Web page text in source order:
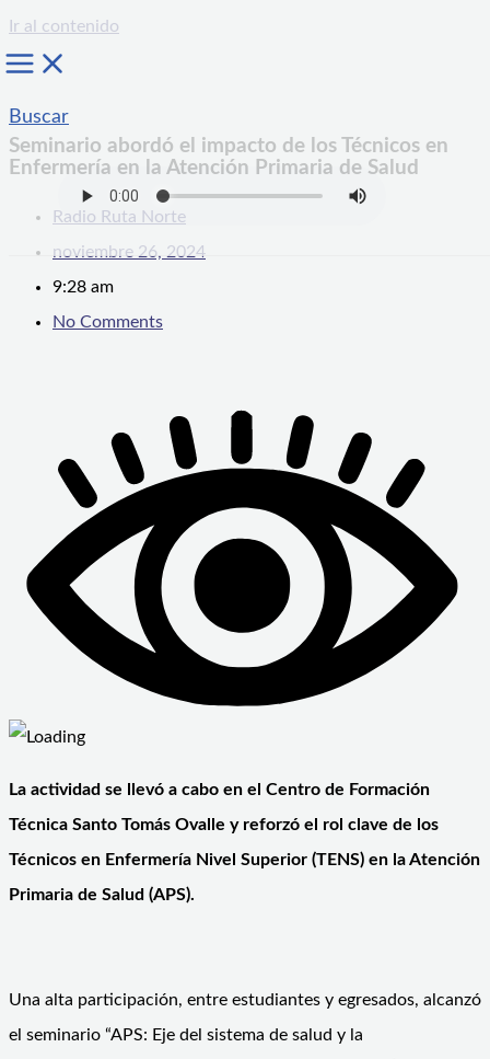
Ir al contenido
Buscar
Seminario abordó el impacto de los Técnicos en
Enfermería en la Atención Primaria de Salud
Radio Ruta Norte
noviembre 26, 2024
9:28 am
No Comments
La actividad se llevó a cabo en el Centro de Formación
Técnica Santo Tomás Ovalle y reforzó el rol clave de los
Técnicos en Enfermería Nivel Superior (TENS) en la Atención
Primaria de Salud (APS).
Una alta participación, entre estudiantes y egresados, alcanzó
el seminario “APS: Eje del sistema de salud y la